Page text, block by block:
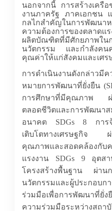
นอกจากนี้ การสร้างเครื
งานภาครัฐ ภาคเอกชน
กลไกสำคัญในการพัฒนา
ความต้องการของตลาด
ผลิตบัณฑิตที่มีศักยภาพใน
นวัตกรรม และกำลังคน
คุณค่าให้แก่สังคมและเศร
การดำเนินงานดังกล่าวมี
หมายการพัฒนาที่ยั่งยืน (
การศึกษาที่มีคุณภาพ
ตลอดชีวิตและการพัฒนาส
อนาคต SDGs8 การ
เติบโตทางเศรษฐกิจ ผ่
คุณภาพและสอดคล้องกับ
แรงงาน SDGs9 อุตสา
โครงสร้างพื้นฐาน
ผ่าน
นวัตกรรมและผู้ประกอบก
ร่วมมือเพื่อการพัฒนาที่ยั่ง
ความร่วมมือระหว่างสถ